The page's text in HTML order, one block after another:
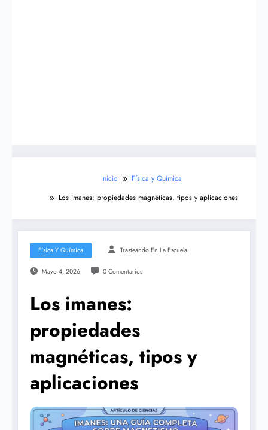
Inicio
Física y Química
Los imanes: propiedades magnéticas, tipos y aplicaciones
Física Y Química Trasteando En La Escuela
Mayo 4, 2026 0 Comentarios
Los imanes:
propiedades
magnéticas, tipos y
aplicaciones